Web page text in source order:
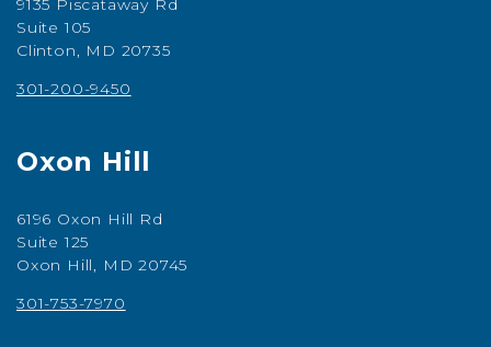
9135 Piscataway Rd
Suite 105
Clinton, MD 20735
301-200-9450
Oxon Hill
6196 Oxon Hill Rd
Suite 125
Oxon Hill, MD 20745
301-753-7970